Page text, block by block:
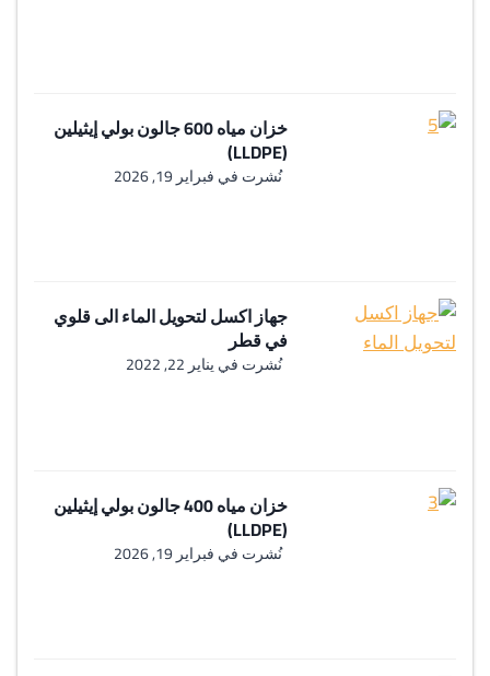
خزان مياه 600 جالون بولي إيثيلين
(LLDPE)
نُشرت فيفبراير 19, 2026
جهاز اكسل لتحويل الماء الى قلوي
في قطر
نُشرت فييناير 22, 2022
خزان مياه 400 جالون بولي إيثيلين
(LLDPE)
نُشرت فيفبراير 19, 2026